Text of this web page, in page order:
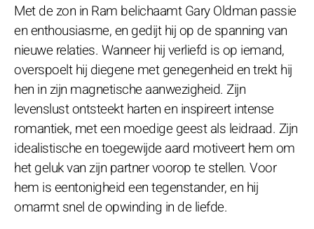
Met de zon in Ram belichaamt Gary Oldman passie
en enthousiasme, en gedijt hij op de spanning van
nieuwe relaties. Wanneer hij verliefd is op iemand,
overspoelt hij diegene met genegenheid en trekt hij
hen in zijn magnetische aanwezigheid. Zijn
levenslust ontsteekt harten en inspireert intense
romantiek, met een moedige geest als leidraad. Zijn
idealistische en toegewijde aard motiveert hem om
het geluk van zijn partner voorop te stellen. Voor
hem is eentonigheid een tegenstander, en hij
omarmt snel de opwinding in de liefde.